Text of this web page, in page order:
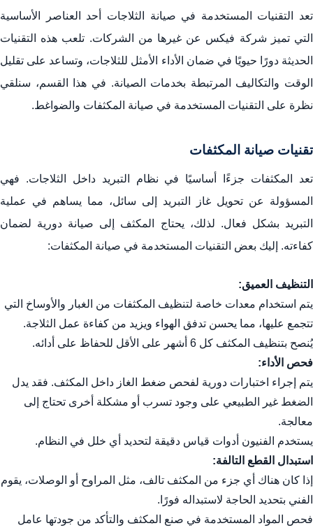
تعد التقنيات المستخدمة في صيانة الثلاجات أحد العناصر الأساسية
التي تميز شركة فيكس عن غيرها من الشركات. تلعب هذه التقنيات
الحديثة دورًا حيويًا في ضمان الأداء الأمثل للثلاجات، وتساعد على تقليل
الوقت والتكاليف المرتبطة بخدمات الصيانة. في هذا القسم، سنلقي
نظرة على التقنيات المستخدمة في صيانة المكثفات والضواغط.
تقنيات صيانة المكثفات
تعد المكثفات جزءًا أساسيًا في نظام التبريد داخل الثلاجات. فهي
المسؤولة عن تحويل غاز التبريد إلى سائل، مما يساهم في عملية
التبريد بشكل فعال. لذلك، يحتاج المكثف إلى صيانة دورية لضمان
كفاءته. إليك بعض التقنيات المستخدمة في صيانة المكثفات:
التنظيف العميق:
يتم استخدام معدات خاصة لتنظيف المكثفات من الغبار والأوساخ التي
تتجمع عليها، مما يحسن تدفق الهواء ويزيد من كفاءة عمل الثلاجة.
يُنصح بتنظيف المكثف كل 6 أشهر على الأقل للحفاظ على أدائه.
فحص الأداء:
يتم إجراء اختبارات دورية لفحص ضغط الغاز داخل المكثف. فقد يدل
الضغط غير الطبيعي على وجود تسرب أو مشكلة أخرى تحتاج إلى
معالجة.
يستخدم الفنيون أدوات قياس دقيقة لتحديد أي خلل في النظام.
استبدال القطع التالفة:
إذا كان هناك أي جزء من المكثف تالف، مثل المراوح أو الوصلات، يقوم
الفني بتحديد الحاجة لاستبداله فورًا.
فحص المواد المستخدمة في صنع المكثف والتأكد من جودتها عامل